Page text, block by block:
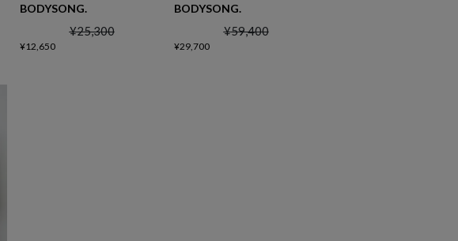
BODYSONG.
¥25,300
¥12,650
BODYSONG.
¥59,400
¥29,700